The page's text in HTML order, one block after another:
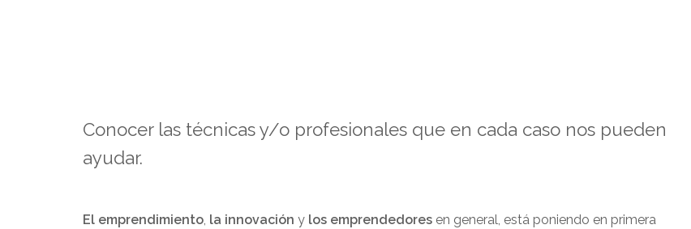
Conocer las técnicas y/o profesionales que en cada caso nos pueden
ayudar.
El emprendimiento, la innovación y los emprendedores en general, está poniendo en primera